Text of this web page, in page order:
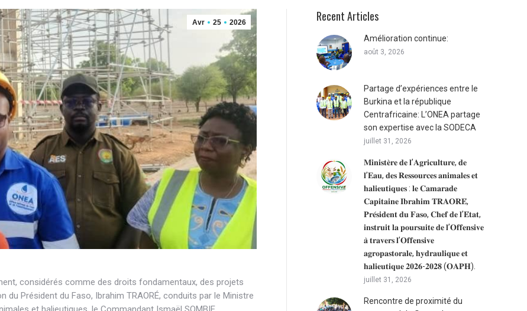
Avr 25 2026
considérés comme des droits fondamentaux, des projets
Président du Faso, Ibrahim TRAORÉ, conduits par le Ministre
Recent Articles
Amélioration continue:
août 3, 2026
Partage d’expériences entre le
Burkina et la république
Centrafricaine: L’ONEA partage
son expertise avec la SODECA
juillet 31, 2026
𝐌𝐢𝐧𝐢𝐬𝐭𝐞̀𝐫𝐞 𝐝𝐞 𝐥’𝐀𝐠𝐫𝐢𝐜𝐮𝐥𝐭𝐮𝐫𝐞, 𝐝𝐞
𝐥’𝐄𝐚𝐮, 𝐝𝐞𝐬 𝐑𝐞𝐬𝐬𝐨𝐮𝐫𝐜𝐞𝐬 𝐚𝐧𝐢𝐦𝐚𝐥𝐞𝐬 𝐞𝐭
𝐡𝐚𝐥𝐢𝐞𝐮𝐭𝐢𝐪𝐮𝐞𝐬 : 𝐥𝐞 𝐂𝐚𝐦𝐚𝐫𝐚𝐝𝐞
𝐂𝐚𝐩𝐢𝐭𝐚𝐢𝐧𝐞 𝐈𝐛𝐫𝐚𝐡𝐢𝐦 𝐓𝐑𝐀𝐎𝐑𝐄́,
𝐏𝐫𝐞́𝐬𝐢𝐝𝐞𝐧𝐭 𝐝𝐮 𝐅𝐚𝐬𝐨, 𝐂𝐡𝐞𝐟 𝐝𝐞 𝐥’𝐄́𝐭𝐚𝐭,
𝐢𝐧𝐬𝐭𝐫𝐮𝐢𝐭 𝐥𝐚 𝐩𝐨𝐮𝐫𝐬𝐮𝐢𝐭𝐞 𝐝𝐞 𝐥’𝐎𝐟𝐟𝐞𝐧𝐬𝐢𝐯𝐞
𝐚̀ 𝐭𝐫𝐚𝐯𝐞𝐫𝐬 𝐥’𝐎𝐟𝐟𝐞𝐧𝐬𝐢𝐯𝐞
𝐚𝐠𝐫𝐨𝐩𝐚𝐬𝐭𝐨𝐫𝐚𝐥𝐞, 𝐡𝐲𝐝𝐫𝐚𝐮𝐥𝐢𝐪𝐮𝐞 𝐞𝐭
𝐡𝐚𝐥𝐢𝐞𝐮𝐭𝐢𝐪𝐮𝐞 𝟐𝟎𝟐𝟔-𝟐𝟎𝟐𝟖 (𝐎𝐀𝐏𝐇).
juillet 31, 2026
Rencontre de proximité du